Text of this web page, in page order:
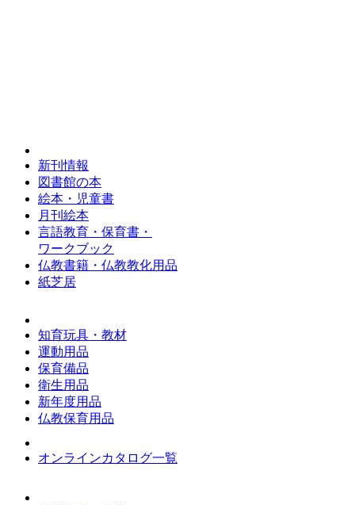
新刊情報
図書館の本
絵本・児童書
月刊絵本
言語教育・保育書・
ワークブック
仏教書籍・仏教教化用品
紙芝居
知育玩具・教材
運動用品
保育備品
衛生用品
新年度用品
仏教保育用品
オンラインカタログ一覧